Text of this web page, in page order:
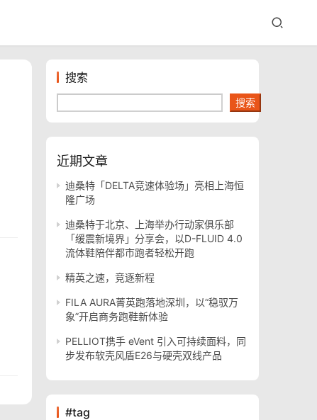
搜索
搜索
近期文章
迪桑特「DELTA竞速体验场」亮相上海恒
隆广场
迪桑特于北京、上海举办行动家俱乐部
「缓震新境界」分享会，以D-FLUID 4.0
流体鞋陪伴都市跑者轻松开跑
精英之速，竞逐新程
FILA AURA菁英跑落地深圳，以“稳驭万
象”开启商务跑鞋新体验
PELLIOT携手 eVent 引入可持续面料，同
步发布软壳风盾E26与硬壳双线产品
#tag